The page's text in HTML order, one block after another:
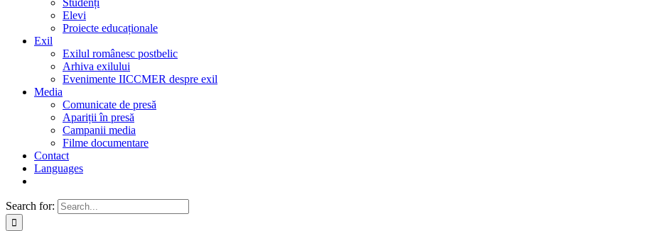
Studenți
Elevi
Proiecte educaționale
Exil
Exilul românesc postbelic
Arhiva exilului
Evenimente IICCMER despre exil
Media
Comunicate de presă
Apariții în presă
Campanii media
Filme documentare
Contact
Languages
Search for: